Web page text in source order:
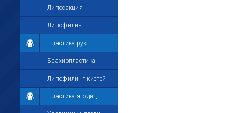
Липосакция
Липофилинг
Пластика рук
Брахиопластика
Липофилинг кистей
Пластика ягодиц